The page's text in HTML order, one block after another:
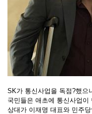
SK가 통신사업을 독점?했으
국민들은 애초에 통신사업
상대가 이재명 대표와 민주